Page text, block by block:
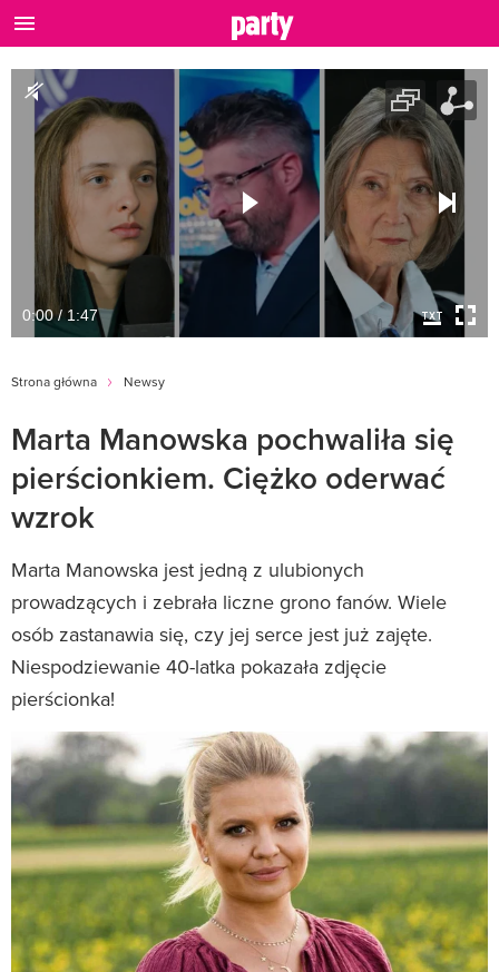
0:00 / 1:47
Strona główna Newsy
Marta Manowska pochwaliła się
pierścionkiem. Ciężko oderwać
wzrok
Marta Manowska jest jedną z ulubionych
prowadzących i zebrała liczne grono fanów. Wiele
osób zastanawia się, czy jej serce jest już zajęte.
Niespodziewanie 40-latka pokazała zdjęcie
pierścionka!